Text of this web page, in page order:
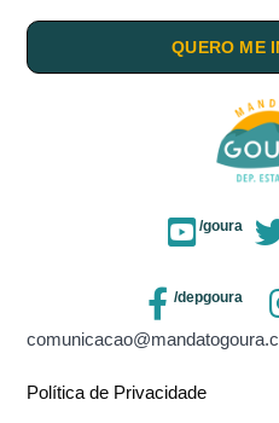
QUERO ME
/goura
/depgoura
Política de Privacidade